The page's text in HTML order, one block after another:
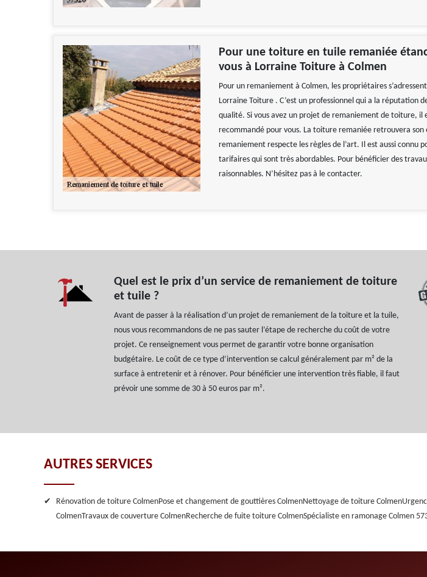
Pour une toiture en tuile remaniée
vous à Lorraine Toiture à Colmen
Pour un remaniement à Colmen, les propriétaires
Lorraine Toiture . C’est un professionnel qui a la réputation
qualité. Si vous avez un projet de remaniement de toiture, il
recommandé pour vous. La toiture remaniée retrouvera son
remaniement respecte les règles de l’art. Il est aussi connu
tarifaires qui sont très abordables. Pour bénéficier des
raisonnables. N’hésitez pas à le contacter.
Quel est le prix d’un service de remaniement de toiture
et tuile ?
Avant de passer à la réalisation d’un projet de remaniement de la toiture et la tuile,
nous vous recommandons de ne pas sauter l’étape de recherche du coût de votre
projet. Ce renseignement vous permet de garantir votre bonne organisation
budgétaire. Le coût de ce type d’intervention se calcul généralement par m² de la
surface à entretenir et à rénover. Pour bénéficier une intervention très fiable, il faut
prévoir une somme de 30 à 50 euros par m².
AUTRES SERVICES
Rénovation de toiture ColmenPose et changement de gouttières ColmenNettoyage de toiture Colmen
ColmenTravaux de couverture ColmenRecherche de fuite toiture ColmenSpécialiste en ramonage Colmen